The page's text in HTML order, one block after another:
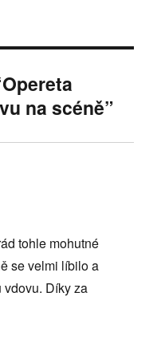
na scéně”
tohle mohutné
se velmi líbilo a
vdovu. Díky za